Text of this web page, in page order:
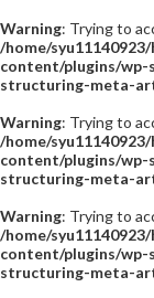
Warning: Trying to
/home/
content/plugins/
structuring-meta-
Warning: Trying to
/home/
content/plugins/
structuring-meta-
Warning: Trying to
/home/
content/plugins/
structuring-meta-